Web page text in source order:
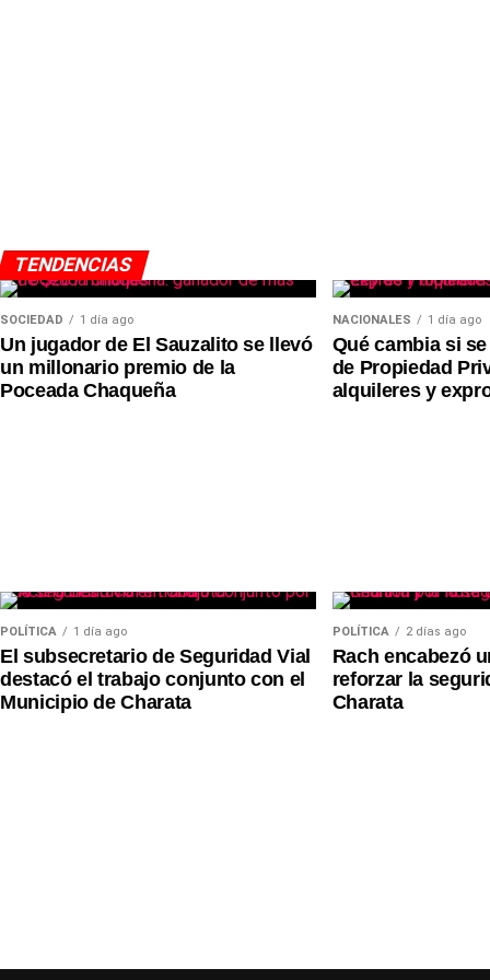
TENDENCIAS
SOCIEDAD 1 día ago
Un jugador de El Sauzalito se llevó
un millonario premio de la
Poceada Chaqueña
NACIONALES 1 día ago
Qué cambia si
de Propiedad
alquileres y
POLÍTICA 1 día ago
El subsecretario de Seguridad Vial
destacó el trabajo conjunto con el
Municipio de Charata
POLÍTICA 2 días ago
Rach encabezó
reforzar la
Charata